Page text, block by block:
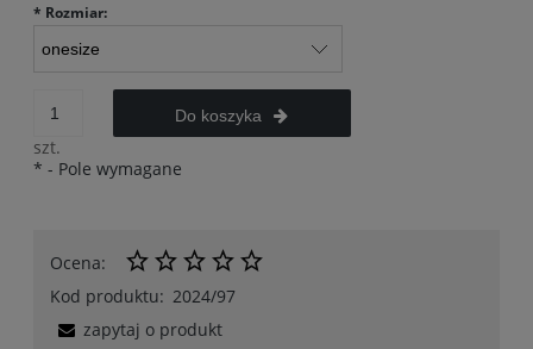
* Rozmiar:
szt.
Do koszyka
* - Pole wymagane
Ocena:
Kod produktu: 2024/97
zapytaj o produkt